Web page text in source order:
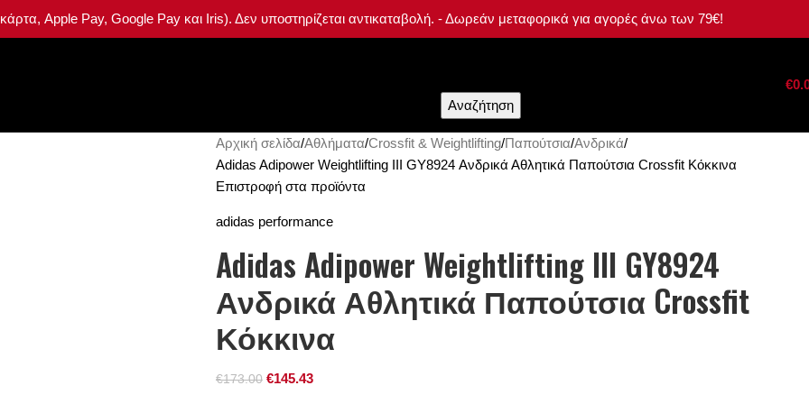
Apple Pay, Google Pay και Iris). Δεν υποστηρίζεται αντικαταβολή. - Δωρεάν μεταφορικά για αγορές άνω των 79€!
Αναζήτηση
€
Αρχική σελίδα Αθλήματα Crossfit & Weightlifting Παπούτσια Ανδρικά
Adidas Adipower Weightlifting III GY8924 Ανδρικά Αθλητικά Παπούτσια Crossfit Κόκκινα
Επιστροφή στα προϊόντα
adidas performance
Adidas Adipower Weightlifting III GY8924
Ανδρικά Αθλητικά Παπούτσια Crossfit
Κόκκινα
€173.00 €145.43